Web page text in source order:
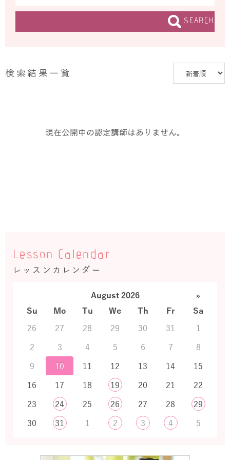
SEARCH
検索結果一覧
現在公開中の認定講師はありません。
Lesson Calendar
レッスンカレンダー
August 2026
»
Su
Mo Tu We Th Fr
Sa
26
27 28 29 30 31
1
2
3 4 5 6 7
8
9
10 11 12 13 14
15
16
17 18 19 20 21
22
23
24 25 26 27 28
29
30
31 1 2 3 4 5